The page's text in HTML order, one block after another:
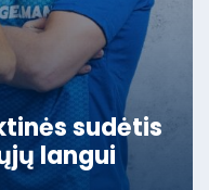
sudėtis
langui